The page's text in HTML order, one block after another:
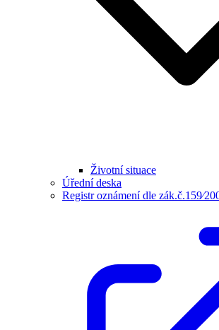
Životní situace
Úřední deska
Registr oznámení dle